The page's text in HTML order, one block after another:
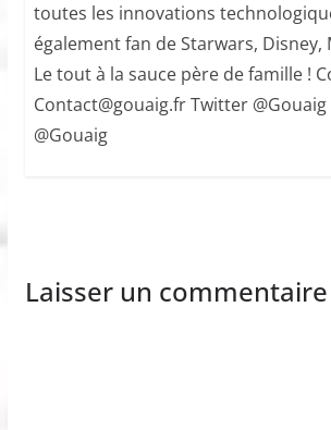
toutes les innovations
également fan de Starwars, Disney,
Le tout à la sauce père de famille !
Contact@gouaig.fr Twitter
@Gouaig
Laisser un commentaire